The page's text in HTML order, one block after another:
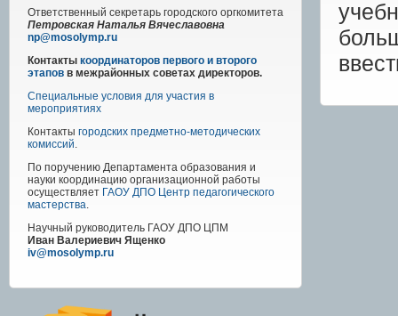
Ответственный секретарь городского оргкомитета
Петровская Наталья Вячеславовна
np@mosolymp.ru
Контакты координаторов первого и второго
этапов в межрайонных советах директоров.
Специальные условия для участия в
мероприятиях
Контакты городских предметно-методических
комиссий.
По поручению Департамента образования и
науки координацию организационной работы
осуществляет ГАОУ ДПО Центр педагогического
мастерства.
Научный руководитель ГАОУ ДПО ЦПМ
Иван Валериевич Ященко
iv@mosolymp.ru